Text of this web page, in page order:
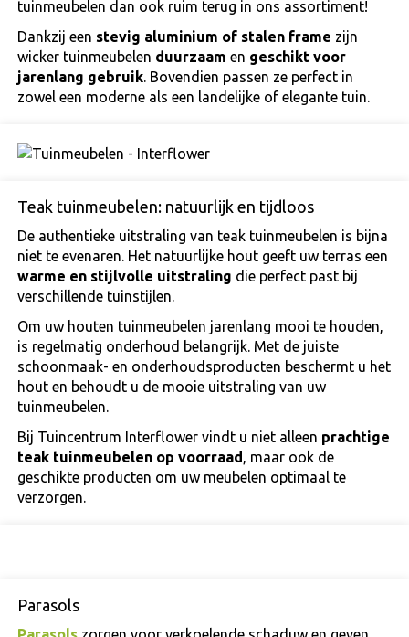
tuinmeubelen dan ook ruim terug in ons assortiment!
Dankzij een stevig aluminium of stalen frame zijn
wicker tuinmeubelen duurzaam en geschikt voor
jarenlang gebruik. Bovendien passen ze perfect in
zowel een moderne als een landelijke of elegante tuin.
Teak tuinmeubelen: natuurlijk en tijdloos
De authentieke uitstraling van teak tuinmeubelen is bijna
niet te evenaren. Het natuurlijke hout geeft uw terras een
warme en stijlvolle uitstraling die perfect past bij
verschillende tuinstijlen.
Om uw houten tuinmeubelen jarenlang mooi te houden,
is regelmatig onderhoud belangrijk. Met de juiste
schoonmaak- en onderhoudsproducten beschermt u het
hout en behoudt u de mooie uitstraling van uw
tuinmeubelen.
Bij Tuincentrum Interflower vindt u niet alleen prachtige
teak tuinmeubelen op voorraad , maar ook de
geschikte producten om uw meubelen optimaal te
verzorgen.
Parasols